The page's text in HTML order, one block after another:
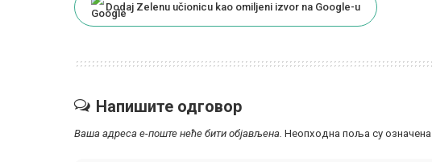
Dodaj Zelenu učionicu kao omiljeni izvor na Google-u
Напишите одговор
Ваша адреса е-поште неће бити објављена. Неопходна поља су означена